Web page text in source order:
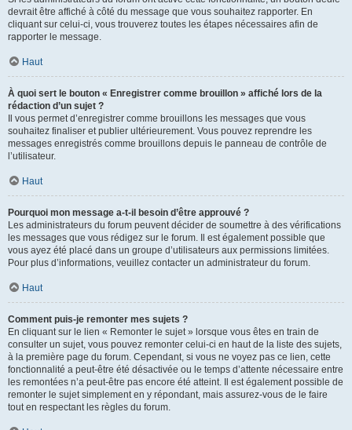
devrait être affiché à côté du message que vous souhaitez rapporter. En
cliquant sur celui-ci, vous trouverez toutes les étapes nécessaires afin de
rapporter le message.
Haut
À quoi sert le bouton « Enregistrer comme brouillon » affiché lors de la
rédaction d’un sujet ?
Il vous permet d’enregistrer comme brouillons les messages que vous
souhaitez finaliser et publier ultérieurement. Vous pouvez reprendre les
messages enregistrés comme brouillons depuis le panneau de contrôle de
l’utilisateur.
Haut
Pourquoi mon message a-t-il besoin d’être approuvé ?
Les administrateurs du forum peuvent décider de soumettre à des vérifications
les messages que vous rédigez sur le forum. Il est également possible que
vous ayez été placé dans un groupe d’utilisateurs aux permissions limitées.
Pour plus d’informations, veuillez contacter un administrateur du forum.
Haut
Comment puis-je remonter mes sujets ?
En cliquant sur le lien « Remonter le sujet » lorsque vous êtes en train de
consulter un sujet, vous pouvez remonter celui-ci en haut de la liste des sujets,
à la première page du forum. Cependant, si vous ne voyez pas ce lien, cette
fonctionnalité a peut-être été désactivée ou le temps d’attente nécessaire entre
les remontées n’a peut-être pas encore été atteint. Il est également possible de
remonter le sujet simplement en y répondant, mais assurez-vous de le faire
tout en respectant les règles du forum.